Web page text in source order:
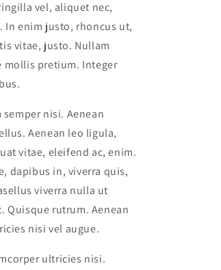
vel, aliquet nec,
In enim justo, rhoncus ut,
vitae, justo. Nullam
mollis pretium. Integer
nisi. Aenean
Aenean leo ligula,
vitae, eleifend ac, enim.
dapibus in, viverra quis,
viverra nulla ut
Quisque rutrum. Aenean
nisi vel augue.
ultricies nisi.